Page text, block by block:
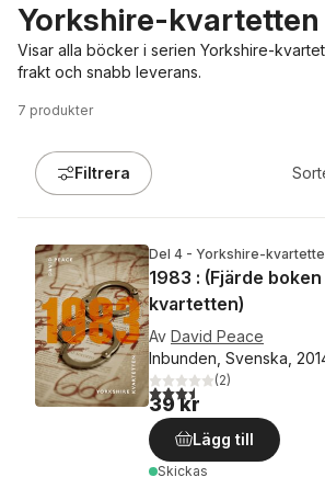
Yorkshire-kvartetten
Visar alla böcker i serien Yorkshire-
frakt och snabb leverans.
7 produkter
Filtrera
Del 4 - Yorkshire-
1983 : (Fjärde
kvartetten)
Av David Peace
Inbunden, Svenska,
3,5utav 5 stjärnor. Totalt
(2)
39 kr
Lägg till
Skickas